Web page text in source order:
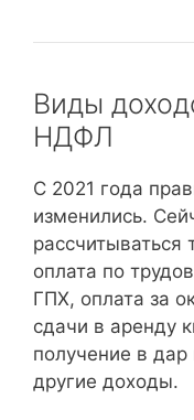
Виды
НДФЛ
С 2021 года
изменились.
рассчитываться
оплата по
ГПХ, оплата за
сдачи в аренду
получение в
другие доходы.